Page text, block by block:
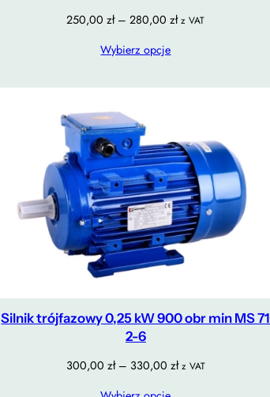
250,00zł – 280,00złZakres
do
z VAT
Wybierz opcje
Silnik trójfazowy 0,25 kW 900 obr min MS 71
2-6
300,00 zł – 330,00 złZakres
z VAT